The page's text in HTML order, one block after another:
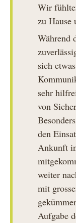
Wir
zu Hause
Während
sich
sehr
von
den
Ankunft
weiter
mit
Aufgabe